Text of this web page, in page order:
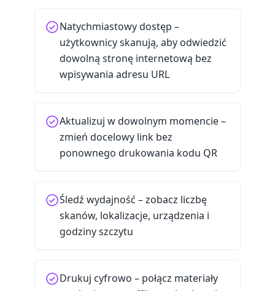
Natychmiastowy dostęp –
użytkownicy skanują, aby odwiedzić
dowolną stronę internetową bez
wpisywania adresu URL
Aktualizuj w dowolnym momencie –
zmień docelowy link bez
ponownego drukowania kodu QR
Śledź wydajność – zobacz liczbę
skanów, lokalizacje, urządzenia i
godziny szczytu
Drukuj cyfrowo – połącz materiały